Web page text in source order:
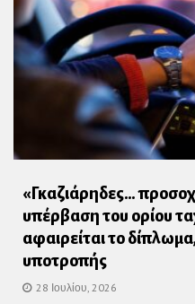
«Γκαζιάρηδες…
υπέρβαση του ορίου
αφαιρείται το
υποτροπής
28 Ιουλίου, 2026